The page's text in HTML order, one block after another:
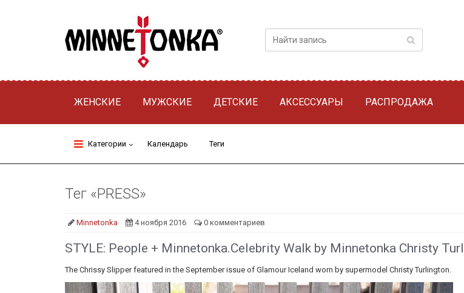
ЖЕНСКИЕ МУЖСКИЕ ДЕТСКИЕ АКСЕССУАРЫ РАСПРОДАЖА
Категории Календарь Теги
Тег «PRESS»
Minnetonka 4 ноября 2016 0 комментариев
STYLE: People + Minnetonka.Celebrity Walk by Minnetonka Christy
The Chrissy Slipper featured in the September issue of Glamour Iceland worn by supermodel Christy Turlington.